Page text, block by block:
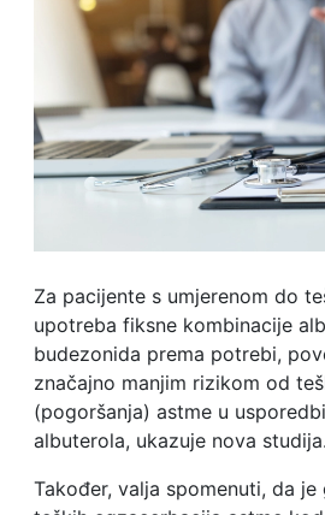
Za pacijente s umjerenom do
upotreba fiksne kombinacije
budezonida prema potrebi,
značajno manjim rizikom od
(pogoršanja) astme u
albuterola, ukazuje nova studija.
Također, valja spomenuti, da